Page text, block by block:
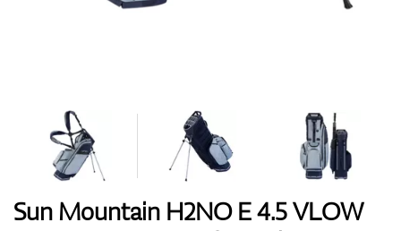
Bagy
Sun Mountain H2NO E 4.5 VLOW